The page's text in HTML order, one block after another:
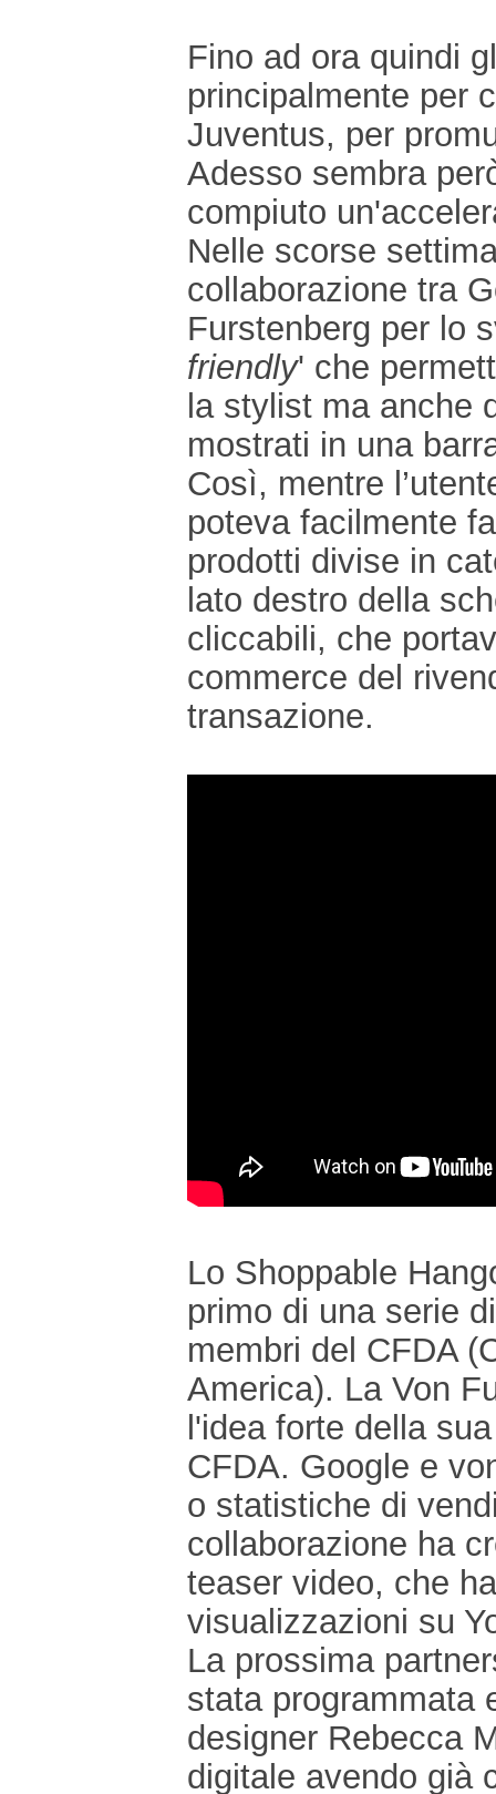
Fino ad ora quindi
principalmente per
Juventus, per
Adesso sembra
compiuto
Nelle scorse
collaborazione tra
Furstenberg per lo
friendly' che
la stylist ma anche
mostrati in una
Così, mentre
poteva facilmente
prodotti divise in
lato destro della
cliccabili, che
commerce del
transazione.
Lo Shoppable
primo di una serie
membri del CFDA
America). La Von
l'idea forte della
CFDA. Google e
o statistiche di
collaborazione ha
teaser video, che
visualizzazioni su
La prossima
stata programmata
designer Rebecca
digitale avendo già